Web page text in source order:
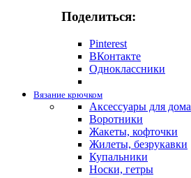
Поделиться:
Pinterest
ВКонтакте
Одноклассники
Вязание крючком
Аксессуары для дома
Воротники
Жакеты, кофточки
Жилеты, безрукавки
Купальники
Носки, гетры